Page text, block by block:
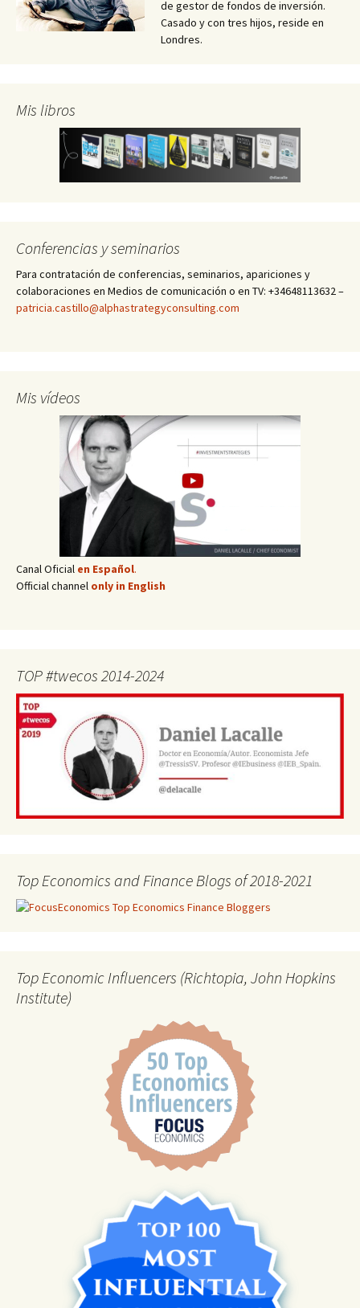
de gestor de fondos de inversión.
Casado y con tres hijos, reside en
Londres.
Mis libros
Conferencias y seminarios
Para contratación de conferencias, seminarios, apariciones y
colaboraciones en Medios de comunicación o en TV: +34648113632 –
patricia.castillo@alphastrategyconsulting.com
Mis vídeos
Canal Oficial en Español.
Official channel only in English
TOP #twecos 2014-2024
Top Economics and Finance Blogs of 2018-2021
Top Economic Influencers (Richtopia, John Hopkins
Institute)